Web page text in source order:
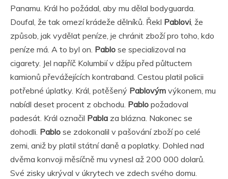
Panamu. Král ho požádal, aby mu dělal bodyguarda.
Doufal, že tak omezí krádeže dělníků. Řekl Pablovi, že
způsob, jak vydělat peníze, je chránit zboží pro toho, kdo
peníze má. A to byl on. Pablo se specializoval na
cigarety. Jel napříč Kolumbií v džípu před půltuctem
kamionů převážejících kontraband. Cestou platil policii
potřebné úplatky. Král, potěšený Pablovým výkonem, mu
nabídl deset procent z obchodu. Pablo požadoval
padesát. Král označil Pabla za blázna. Nakonec se
dohodli. Pablo se zdokonalil v pašování zboží po celé
zemi, aniž by platil státní daně a poplatky. Dohled nad
dvěma konvoji měsíčně mu vynesl až 200 000 dolarů.
Své zisky ukrýval v úkrytech ve zdech svého domu.